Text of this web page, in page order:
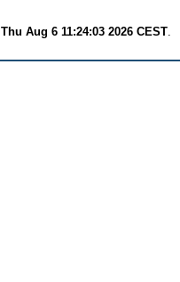
Thu Aug 6 11:24:03 2026 CEST.